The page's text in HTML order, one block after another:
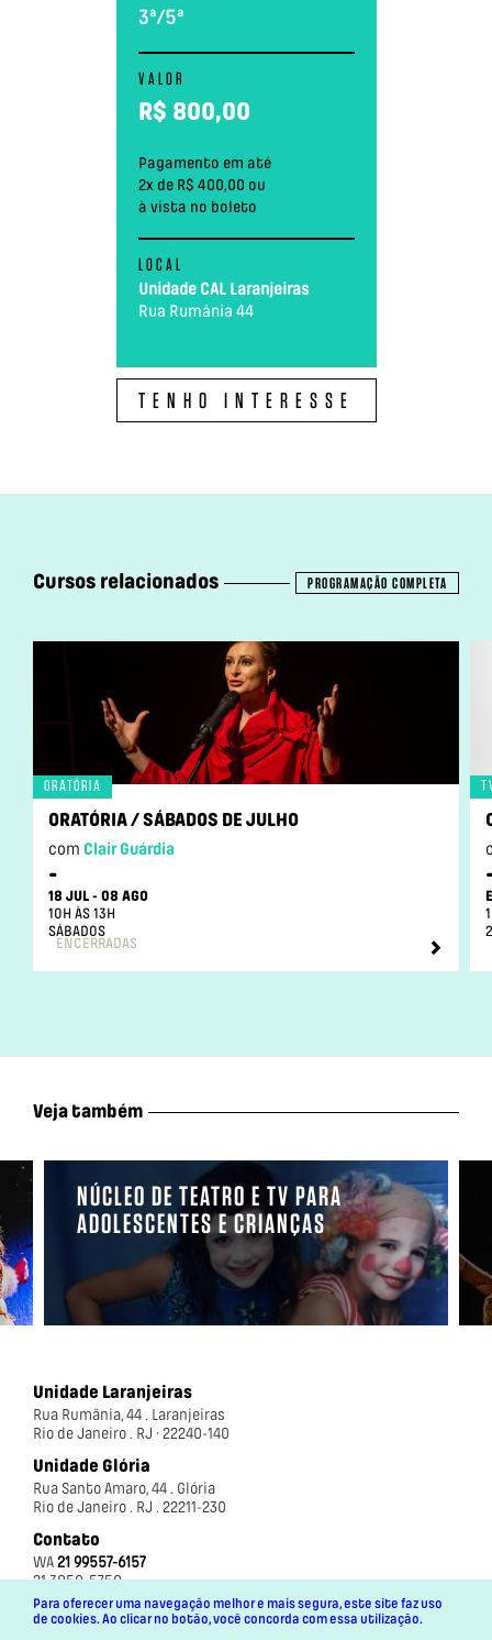
3ª/5ª
VALOR
R$ 800,00
Pagamento em até
2x de R$ 400,00 ou
à vista no boleto
LOCAL
Unidade CAL Laranjeiras
Rua Rumânia 44
TENHO INTERESSE
Cursos relacionados PROGRAMAÇÃO COMPLETA
Oratória
ORATÓRIA / SÁBADOS DE JULHO
com Clair Guárdia
-
18 JUL - 08 AGO
10H ÀS 13H
SÁBADOS
ENCERRADAS
Veja também
NÚCLEO DE TEATRO E TV PARA
ADOLESCENTES E CRIANÇAS
Unidade Laranjeiras
Rua Rumânia, 44 . Laranjeiras
Rio de Janeiro . RJ · 22240-140
Unidade Glória
Rua Santo Amaro, 44 . Glória
Rio de Janeiro . RJ . 22211-230
Contato
WA 21 99557-6157
21 3850-5750
Para oferecer uma navegação melhor e mais segura, este site faz uso
de cookies. Ao clicar no botão, você concorda com essa utilização.